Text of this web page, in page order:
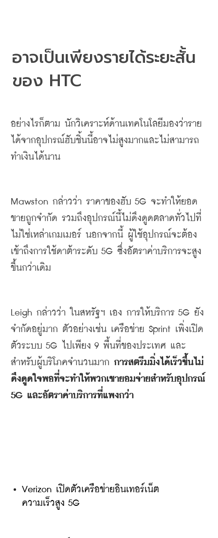
อาจเป็นเพียงรายได้ระยะสั้น
ของ HTC
อย่างไรก็ตาม นักวิเคราะห์ด้านเทคโนโลยีมองว่าราย
ได้จากอุปกรณ์ฮับชิ้นนี้อาจไม่สูงมากและไม่สามารถ
ทำเงินได้นาน
Mawston กล่าวว่า ราคาของฮับ 5G จะทำให้ยอด
ขายถูกจำกัด รวมถึงอุปกรณ์นี้ไม่ดึงดูดตลาดทั่วไปที่
ไม่ใช่เหล่าเกมเมอร์ นอกจากนี้ ผู้ใช้อุปกรณ์จะต้อง
เข้าถึงการใช้ดาต้าระดับ 5G ซึ่งอัตราค่าบริการจะสูง
ขึ้นกว่าเดิม
Leigh กล่าวว่า ในสหรัฐฯ เอง การให้บริการ 5G ยัง
จำกัดอยู่มาก ตัวอย่างเช่น เครือข่าย Sprint เพิ่งเปิด
ตัวระบบ 5G ไปเพียง 9 พื้นที่ของประเทศ และ
สำหรับผู้บริโภคจำนวนมาก การสตรีมมิ่งได้เร็วขึ้นไม่
ดึงดูดใจพอที่จะทำให้พวกเขายอมจ่ายสำหรับอุปกรณ์
5G และอัตราค่าบริการที่แพงกว่า
Verizon เปิดตัวเครือข่ายอินเทอร์เน็ต
ความเร็วสูง 5G